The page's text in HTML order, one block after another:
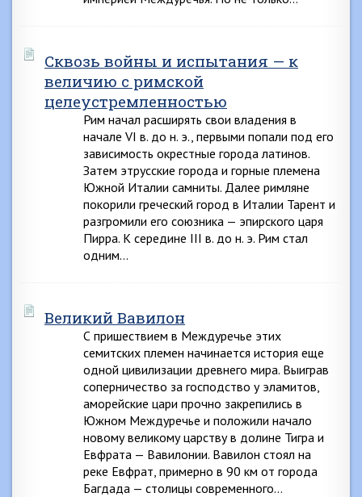
Сквозь войны и испытания — к
величию с римской
целеустремленностью
Рим начал расширять свои владения в
начале VI в. до н. э., первыми попали под его
зависимость окрестные города латинов.
Затем этрусские города и горные племена
Южной Италии самниты. Далее римляне
покорили греческий город в Италии Тарент и
разгромили его союзника — эпирского царя
Пирра. К середине III в. до н. э. Рим стал
одним…
Великий Вавилон
С пришествием в Междуречье этих
семитских племен начинается история еще
одной цивилизации древнего мира. Выиграв
соперничество за господство у эламитов,
аморейские цари прочно закрепились в
Южном Междуречье и положили начало
новому великому царству в долине Тигра и
Евфрата — Вавилонии. Вавилон стоял на
реке Евфрат, примерно в 90 км от города
Багдада — столицы современного…